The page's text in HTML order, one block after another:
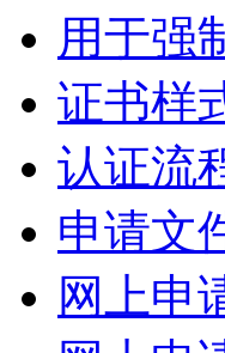
用于强
证书样
认证流
申请文
网上申